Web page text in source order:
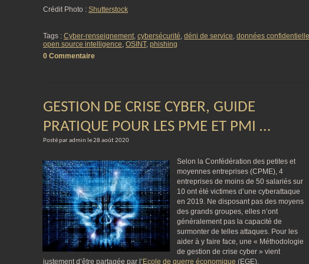
Crédit Photo : Shutterstock
Tags : Cyber-renseignement, cybersécurité, déni de service, données
open source intelligence, OSINT, phishing
0 Commentaire
GESTION DE CRISE CYBER, GUIDE
PRATIQUE POUR LES PME ET PMI …
Posté par admin le 28 août 2020
Selon la Confédération des petites et
moyennes entreprises (CPME), 4
entreprises de moins de 50 salariés sur
10 ont été victimes d’une cyberattaque
en 2019. Ne disposant pas des moyens
des grands groupes, elles n’ont
généralement pas la capacité de
surmonter de telles attaques. Pour les
aider à y faire face, une « Méthodologie
de gestion de crise cyber » vient
justement d’être partagée par l’ Ecole de guerre économique (EGE).